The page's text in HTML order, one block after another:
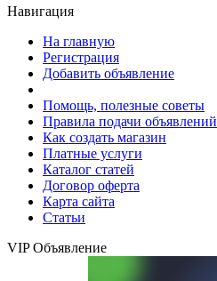
Навигация
На главную
Регистрация
Добавить объявление
Помощь, полезные советы
Правила подачи объявлений
Как создать магазин
Платные услуги
Каталог статей
Договор оферта
Карта сайта
Статьи
VIP Объявление